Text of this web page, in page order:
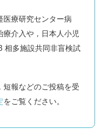
医療研究センター病
介入や，日本人小児
相多施設共同非盲検試
短報などのご投稿を受
をご覧ください。